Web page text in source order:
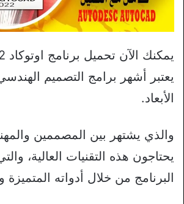
يعتبر أشهر برامج التصميم
الأبعاد.
والذي يشتهر بين المصممين
يحتاجون هذه التقنيات العالية،
البرنامج من خلال أدواته المتميزة